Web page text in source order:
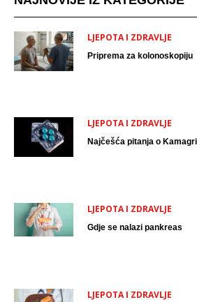
LJEPOTA I ZDRAVLJE
Priprema za kolonoskopiju
LJEPOTA I ZDRAVLJE
Najčešća pitanja o
LJEPOTA I ZDRAVLJE
Gdje se nalazi pankreas
LJEPOTA I ZDRAVLJE